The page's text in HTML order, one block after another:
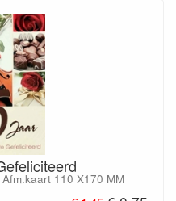
110 X170 MM